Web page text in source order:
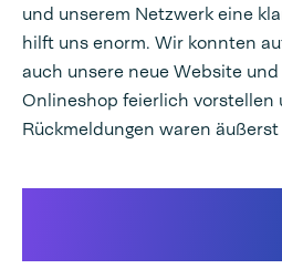
und unserem Netzwerk eine
hilft uns enorm. Wir konnten
auch unsere neue Website
Onlineshop feierlich vorstellen
Rückmeldungen waren